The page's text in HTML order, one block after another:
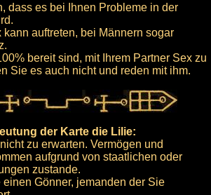
dass es bei Ihnen Probleme in der
kann auftreten, bei Männern sogar
bereit sind, mit Ihrem Partner Sex zu
Sie es auch nicht und reden mit ihm.
der Karte die Lilie:
zu erwarten. Vermögen und
aufgrund von staatlichen oder
zustande.
Gönner, jemanden der Sie